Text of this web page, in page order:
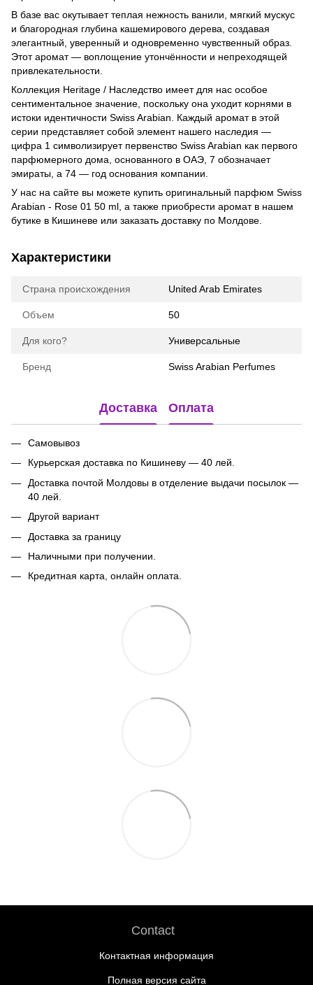
В базе вас окутывает теплая нежность ванили, мягкий мускус
и благородная глубина кашемирового дерева, создавая
элегантный, уверенный и одновременно чувственный образ.
Этот аромат — воплощение утончённости и непреходящей
привлекательности.
Коллекция Heritage / Наследство имеет для нас особое
сентиментальное значение, поскольку она уходит корнями в
истоки идентичности Swiss Arabian. Каждый аромат в этой
серии представляет собой элемент нашего наследия —
цифра 1 символизирует первенство Swiss Arabian как первого
парфюмерного дома, основанного в ОАЭ, 7 обозначает
эмираты, а 74 — год основания компании.
У нас на сайте вы можете купить оригинальный парфюм Swiss
Arabian - Rose 01 50 ml, а также приобрести аромат в нашем
бутике в Кишиневе или заказать доставку по Молдове.
Характеристики
Страна происхождения United Arab Emirates
Объем 50
Для кого? Универсальные
Бренд Swiss Arabian Perfumes
Доставка Оплата
Самовывоз
Курьерская доставка по Кишиневу — 40 лей.
Доставка почтой Молдовы в отделение выдачи посылок —
40 лей.
Другой вариант
Доставка за границу
Наличными при получении.
Кредитная карта, онлайн оплата.
Contact
Контактная информация
Полная версия сайта